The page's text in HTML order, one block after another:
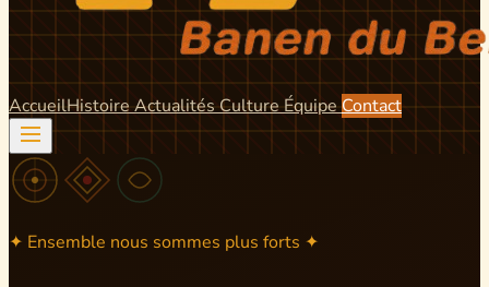
AccueilHistoire ActualitésCulture Équipe Contact
✦ Ensemble nous sommes plus forts ✦